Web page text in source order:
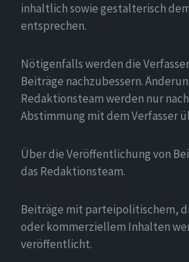
inhaltlich sowie gestalterisch
entsprechen.
Nötigenfalls werden die
Beiträge nachzubessern.
Redaktionsteam werden nur
Abstimmung mit dem Verfasser
Über die Veröffentlichung von
das Redaktionsteam.
Beiträge mit parteipolitischem,
oder kommerziellem Inhalten
veröffentlicht.